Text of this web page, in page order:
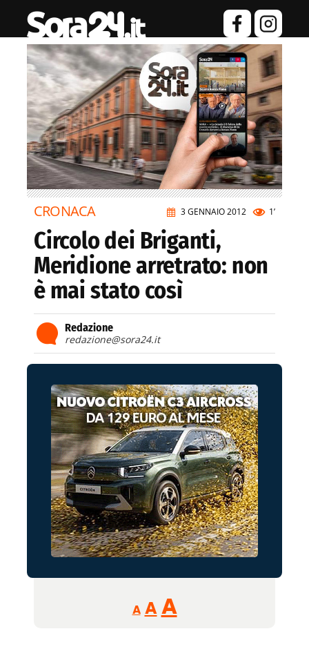
3 GENNAIO 2012 1’
CRONACA
Circolo dei Briganti,
Meridione arretrato: non
è mai stato così
Redazione
redazione@sora24.it
A
Reducir
tamaño
A Restablecer
AAumentar